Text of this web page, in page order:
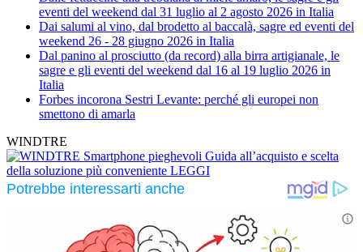
eventi del weekend dal 31 luglio al 2 agosto 2026 in Italia
Dai salumi al vino, dal brodetto al baccalà, sagre ed eventi del
weekend 26 - 28 giugno 2026 in Italia
Dal panino al prosciutto (da record) alla birra artigianale, le
sagre e gli eventi del weekend dal 16 al 19 luglio 2026 in
Italia
Forbes incorona Sestri Levante: perché gli europei non
smettono di amarla
WINDTRE
Smartphone pieghevoli Guida all’acquisto e scelta
della soluzione più conveniente LEGGI